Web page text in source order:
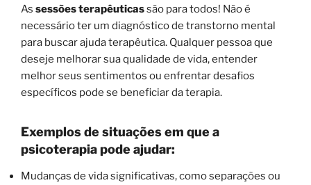
As sessões terapêuticassão para todos! Não é
necessário ter um diagnóstico de transtorno mental
para buscar ajuda terapêutica. Qualquer pessoa que
deseje melhorar sua qualidade de vida, entender
melhor seus sentimentos ou enfrentar desafios
específicos pode se beneficiar da terapia.
Exemplos de situações em que a
psicoterapia pode ajudar:
Mudanças de vida significativas, como separações ou